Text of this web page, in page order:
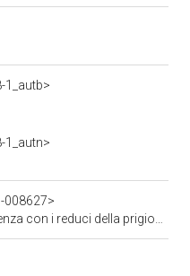
fotografico), Publifoto; (31 marzo 1946)